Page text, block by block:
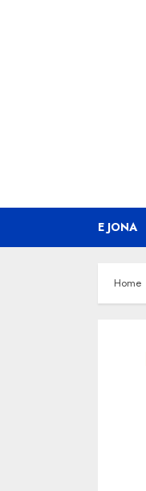
E JONA
Home